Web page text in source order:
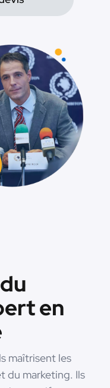
en
maîtrisent les
du marketing. Ils